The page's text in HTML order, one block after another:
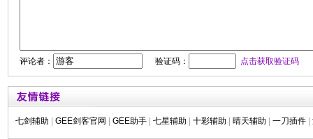
评论者： 验证码： 点击获取验证码
七剑辅助 GEE剑客官网 GEE助手 七星辅助 十彩辅助 晴天辅助 一刀插件